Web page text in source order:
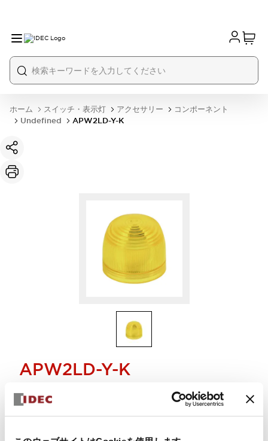
ホーム スイッチ・表示灯 アクセサリー
コンポーネント
Undefined
APW2LD-Y-K
APW2LD-Y-K
種5個）